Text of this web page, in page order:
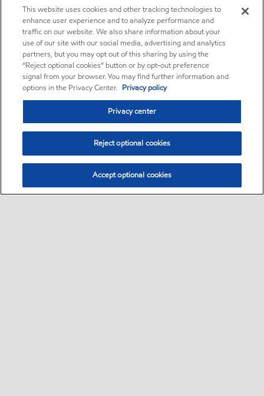
This website uses cookies and other tracking technologies to
enhance user experience and to analyze performance and
traffic on our website. We also share information about your
use of our site with our social media, advertising and analytics
partners, but you may opt out of this sharing by using the
“Reject optional cookies” button or by opt-out preference
signal from your browser. You may find further information and
options in the Privacy Center. Privacy policy
Privacy center
Reject optional cookies
Accept optional cookies